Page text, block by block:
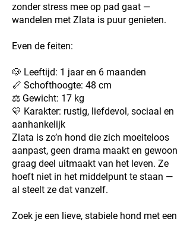
zonder stress mee op pad gaat —
wandelen met Zlata is puur genieten.
Even de feiten:
🐶 Leeftijd: 1 jaar en 6 maanden
📏 Schofthoogte: 48 cm
⚖️ Gewicht: 17 kg
💛 Karakter: rustig, liefdevol, sociaal en
aanhankelijk
Zlata is zo’n hond die zich moeiteloos
aanpast, geen drama maakt en gewoon
graag deel uitmaakt van het leven. Ze
hoeft niet in het middelpunt te staan —
al steelt ze dat vanzelf.
Zoek je een lieve, stabiele hond met een